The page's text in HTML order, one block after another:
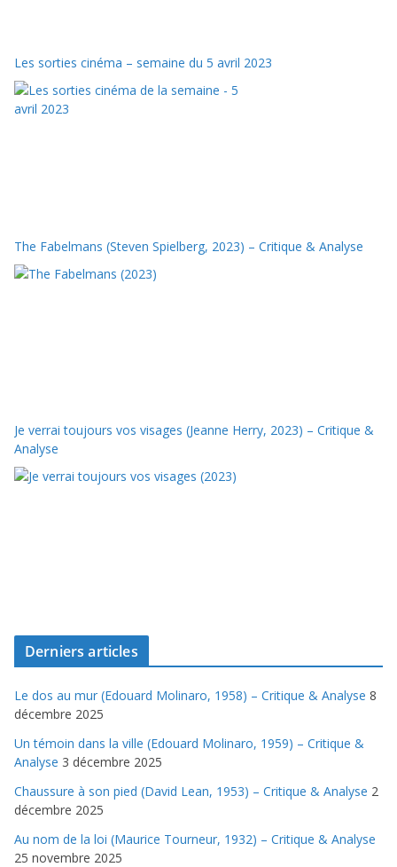
Les sorties cinéma – semaine du 5 avril 2023
The Fabelmans (Steven Spielberg, 2023) – Critique & Analyse
Je verrai toujours vos visages (Jeanne Herry, 2023) – Critique &
Analyse
Derniers articles
Le dos au mur (Edouard Molinaro, 1958) – Critique & Analyse 8
décembre 2025
Un témoin dans la ville (Edouard Molinaro, 1959) – Critique &
Analyse 3 décembre 2025
Chaussure à son pied (David Lean, 1953) – Critique & Analyse 2
décembre 2025
Au nom de la loi (Maurice Tourneur, 1932) – Critique & Analyse
25 novembre 2025